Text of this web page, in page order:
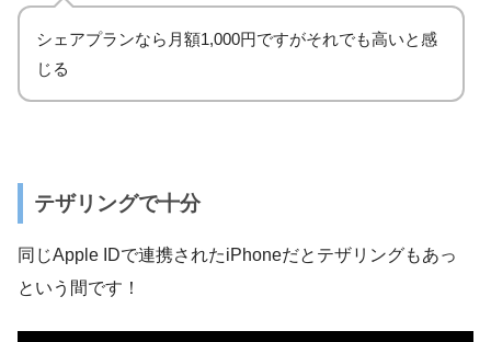
シェアプランなら月額1,000円ですがそれでも高いと感
じる
テザリングで十分
同じApple IDで連携されたiPhoneだとテザリングもあっ
という間です！